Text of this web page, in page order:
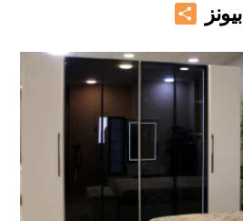
بيونز